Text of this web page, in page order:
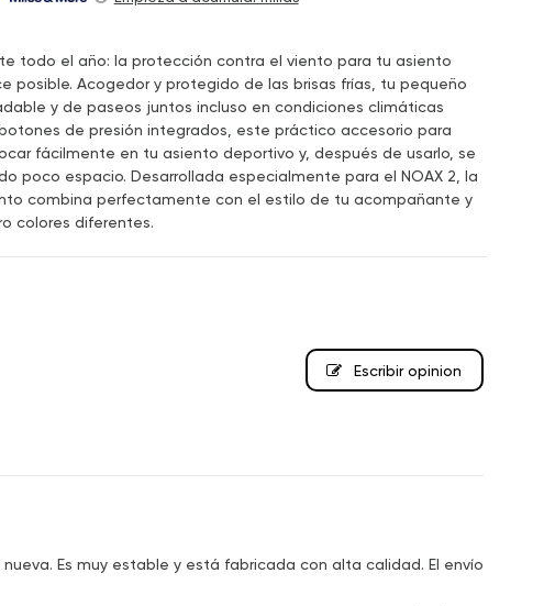
todo el año: la protección contra el viento para tu asiento
posible. Acogedor y protegido de las brisas frías, tu pequeño
y de paseos juntos incluso en condiciones climáticas
de presión integrados, este práctico accesorio para
fácilmente en tu asiento deportivo y, después de usarlo, se
poco espacio. Desarrollada especialmente para el NOAX 2, la
combina perfectamente con el estilo de tu acompañante y
colores diferentes.
Escribir opinion
Es muy estable y está fabricada con alta calidad. El envío